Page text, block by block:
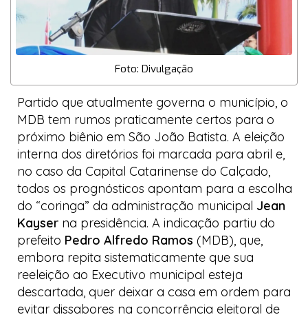
Foto: Divulgação
Partido que atualmente governa o município, o
MDB tem rumos praticamente certos para o
próximo biênio em São João Batista. A eleição
interna dos diretórios foi marcada para abril e,
no caso da Capital Catarinense do Calçado,
todos os prognósticos apontam para a escolha
do “coringa” da administração municipal Jean
Kayser na presidência. A indicação partiu do
prefeito Pedro Alfredo Ramos (MDB), que,
embora repita sistematicamente que sua
reeleição ao Executivo municipal esteja
descartada, quer deixar a casa em ordem para
evitar dissabores na concorrência eleitoral de